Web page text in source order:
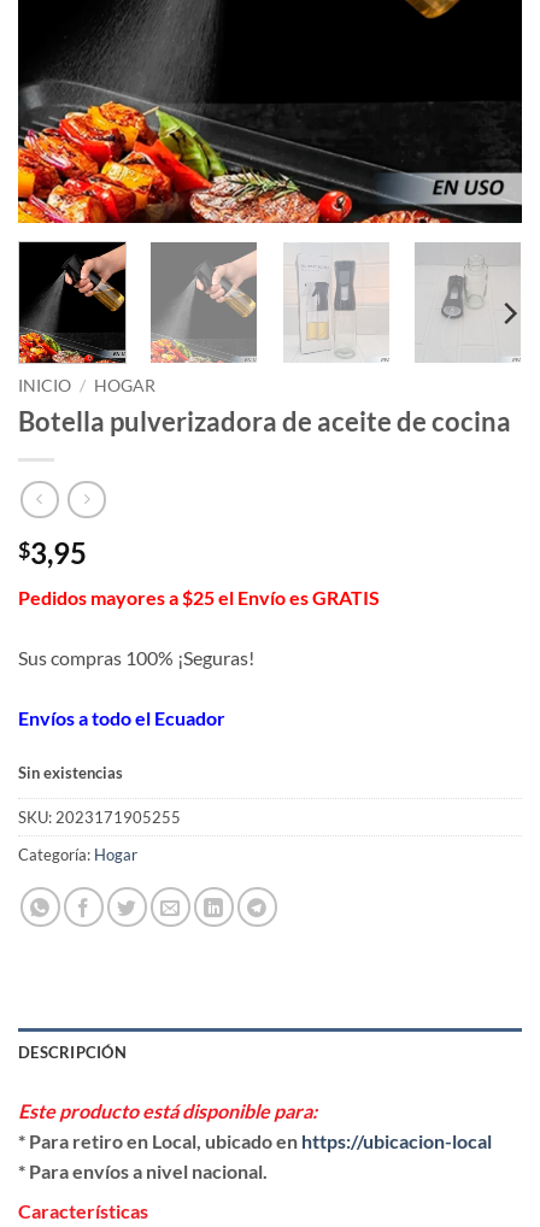
INICIO / HOGAR
Botella pulverizadora de aceite de cocina
$3,95
Pedidos mayores a $25 el Envío es GRATIS
Sus compras 100% ¡Seguras!
Envíos a todo el Ecuador
Sin existencias
SKU: 2023171905255
Categoría: Hogar
DESCRIPCIÓN
Este producto está disponible para:
* Para retiro en Local, ubicado en https://ubicacion-local
* Para envíos a nivel nacional.
Características